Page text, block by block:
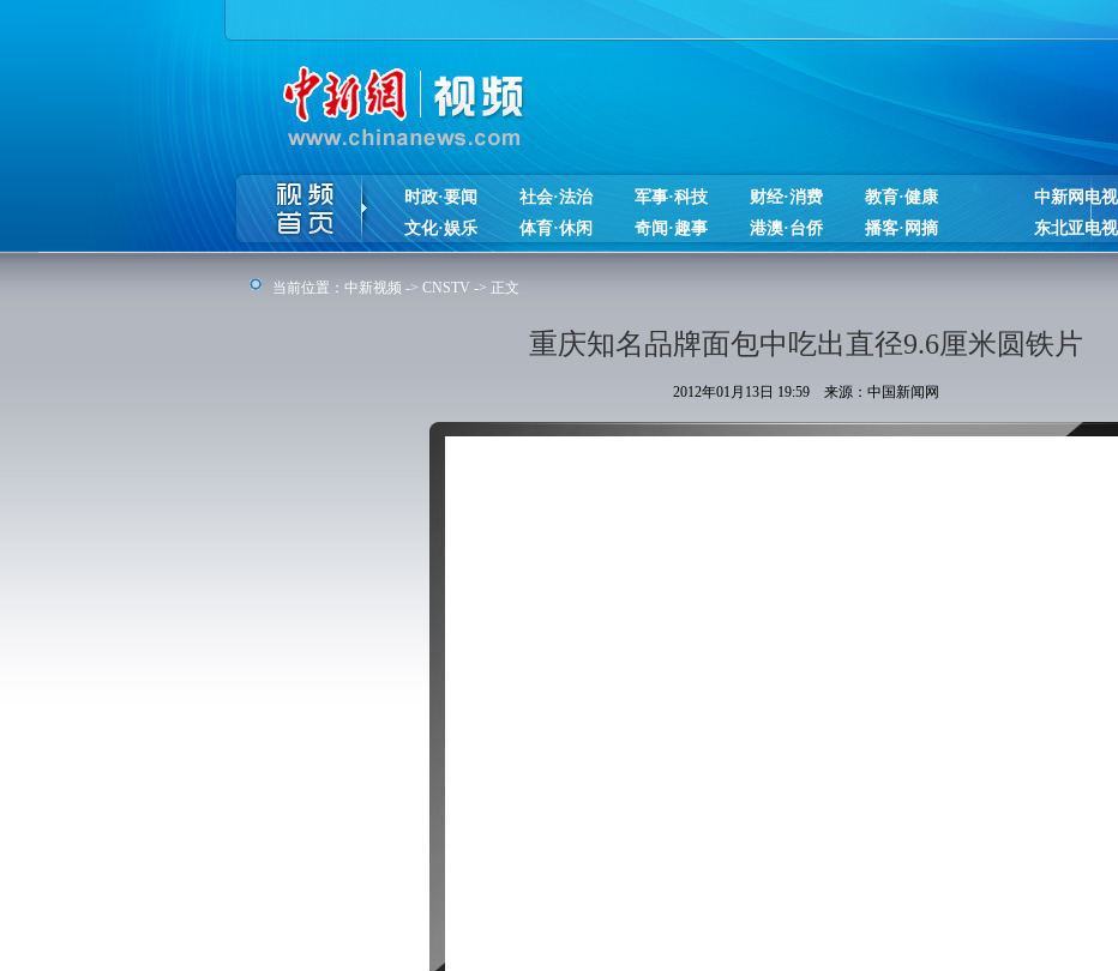
时政·要闻 社会·法治 军事·科技 财经·消费
教育·健康
文化·娱乐
体育·休闲 奇闻·趣事 港澳·台侨 播客·网摘
中新网电视
东北亚电
当前位置： 中新视频 -> CNSTV -> 正文
重庆知名品牌面包中吃出直径9.6厘米圆铁片
2012年01月13日 19:59 来源：中国新闻网